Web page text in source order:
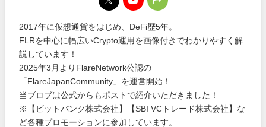
2017年に仮想通貨をはじめ、DeFi歴5年。
FLRを中心に幅広いCrypto運用を画像付きでわかりやすく解
説しています！
2025年3月よりFlareNetwork公認の
「FlareJapanCommunity」を運営開始！
当ブロブは公式からもポストで紹介いただきました！
※【ビットバンク株式会社】【SBI VCトレード株式会社】な
ど各種プロモーションに参加しています。